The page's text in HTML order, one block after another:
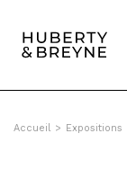
Accueil > Expositions